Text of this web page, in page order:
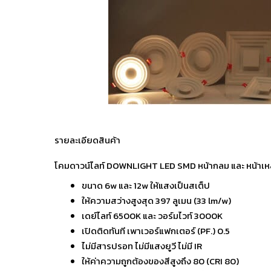
รายละเอียดสินค้า
โคมดาวน์ไลท์ DOWNLIGHT LED SMD หน้ากลม และ หน้าเ
ขนาด 6w และ 12w ให้แสงเป็นสเต็ป
ให้ความสว่างสูงสุด 397 ลูเมน (33 lm/w)
เดย์ไลท์ 6500K และ วอร์มไวท์ 3000K
เปิดติดทันที เพาเวอร์แฟกเตอร์ (PF.) 0.5
ไม่มีสารปรอท ไม่มีแสงยูวี ไม่มี IR
ให้ค่าความถูกต้องของสีสูงถึง 80 (CRI 80)